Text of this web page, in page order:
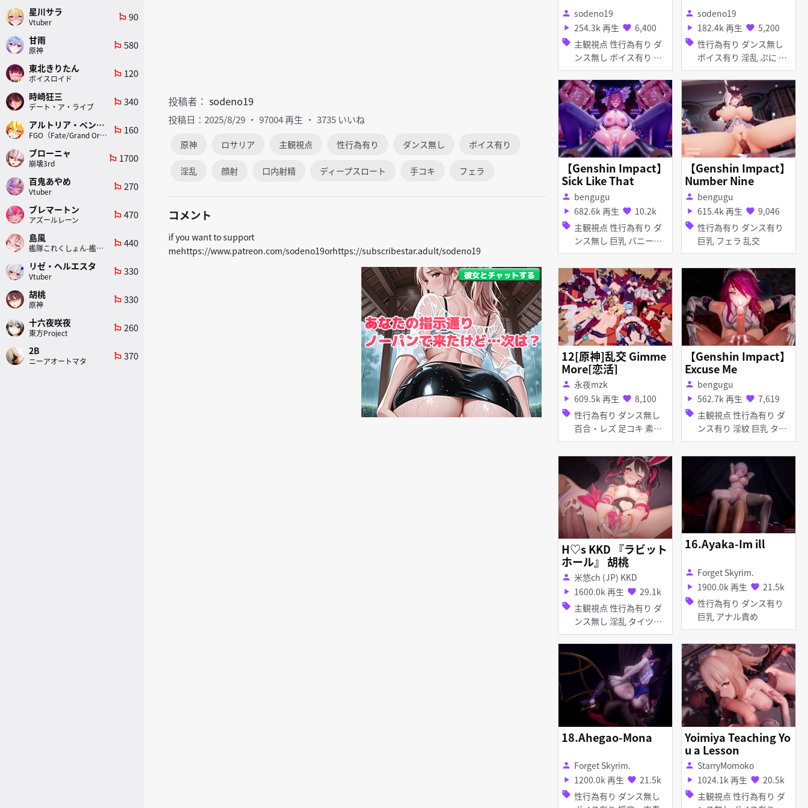
投稿者： sodeno19
投稿日：2025/8/29 97004 再生 3735 いいね
原神 ロサリア 主観視点 性行為有り ダンス無し ボイス有り
淫乱 顔射 口内射精 ディープスロート 手コキ フェラ
コメント
if you want to support
mehttps://www.patreon.com/sodeno19orhttps://subscribestar.adult/sodeno19
person sodeno19
play_arrow 254.3k 再生 favorite 6,400
sell 主観視点 性行為有り ダ
ンス無し ボイス有り 淫
乱 メイド服 足コキ アナ
ル責め
person sodeno19
play_arrow 182.4k 再生 favorite 5,200
sell 性行為有り ダンス無し
ボイス有り 淫乱 ぷに 足
コキ アナル責め 顔射 手
コキ フェラ 女性上位
【Genshin Impact】
Sick Like That
person bengugu
play_arrow 682.6k 再生 favorite 10.2k
sell 主観視点 性行為有り ダ
ンス無し 巨乳 バニーガ
ール パイズリ フェラ 乱
交 素股 ディープスロー
ト
【Genshin Impact】
Number Nine
person bengugu
play_arrow 615.4k 再生 favorite 9,046
sell 性行為有り ダンス有り
巨乳 フェラ 乱交
12[原神]乱交 Gimme
More[恋活]
person 永夜mzk
play_arrow 609.5k 再生 favorite 8,100
sell 性行為有り ダンス無し
百合・レズ 足コキ 素股
フェラ 乱交 異種姦
【Genshin Impact】
Excuse Me
person bengugu
play_arrow 562.7k 再生 favorite 7,619
sell 主観視点 性行為有り ダ
ンス有り 淫紋 巨乳 タイ
ツ・ストッキング フェラ
乱交
H♡s KKD 『ラビット
ホール』 胡桃
person 米悠ch (JP) KKD
play_arrow 1600.0k 再生 favorite 29.1k
sell 主観視点 性行為有り ダ
ンス無し 淫乱 タイツ・
ストッキング バニーガー
ル
16.Ayaka-Im ill
person Forget Skyrim.
play_arrow 1900.0k 再生 favorite 21.5k
sell 性行為有り ダンス有り
巨乳 アナル責め
18.Ahegao-Mona
person Forget Skyrim.
play_arrow 1200.0k 再生 favorite 21.5k
sell 性行為有り ダンス無し
Yoimiya Teaching Yo
u a Lesson
person StarryMomoko
play_arrow 1024.1k 再生 favorite 20.5k
sell 主観視点 性行為有り ダ
星川サラ
Vtuber
emoji_flags 90
甘雨
原神
emoji_flags 580
東北きりたん
ボイスロイド
emoji_flags 120
時崎狂三
デート・ア・ライブ
emoji_flags 340
アルトリア・ペンドラゴン(ランサー)
FGO（Fate/Grand Order）
emoji_flags 160
ブローニャ
崩壊3rd
emoji_flags 1700
百鬼あやめ
Vtuber
emoji_flags 270
ブレマートン
アズールレーン
emoji_flags 470
島風
艦隊これくしょん-艦これ-
emoji_flags 440
リゼ・ヘルエスタ
Vtuber
emoji_flags 330
胡桃
原神
emoji_flags 330
十六夜咲夜
東方Project
emoji_flags 260
2B
ニーアオートマタ
emoji_flags 370